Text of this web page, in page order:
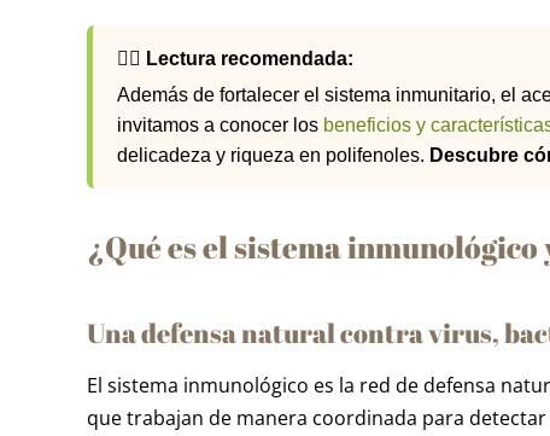
💆‍♀️ Lectura recomendada:
Además de fortalecer el sistema inmunitario, el
invitamos a conocer los beneficios y
delicadeza y riqueza en polifenoles. Descubre
¿Qué es el sistema
Una defensa natural contra virus,
El sistema inmunológico es la red de defensa
que trabajan de manera coordinada para